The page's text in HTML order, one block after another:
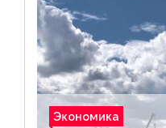
Экономика